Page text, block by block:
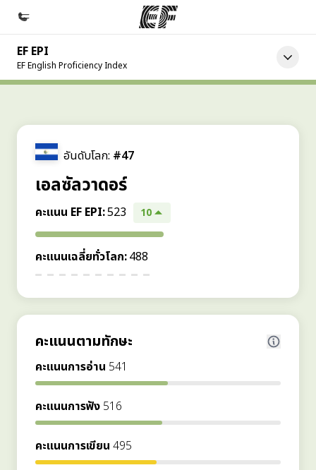
หน้าหลัก
ยินดีต้อนรับสู่ EF
ดูโปรแกรมทั้งหมด
ค้นหาสำนักงานที่ใกล้กับคุณ
เกี่ยวกับเรา
ร่วมงานกับเรา
EF EPI
EF English Proficiency Index
อันดับโลก: #47
เอลซัลวาดอร์
คะแนน EF EPI:523 10
คะแนนเฉลี่ยทั่วโลก:488
คะแนนตามทักษะ
คะแนนการอ่าน 541
คะแนนการฟัง 516
คะแนนการเขียน 495